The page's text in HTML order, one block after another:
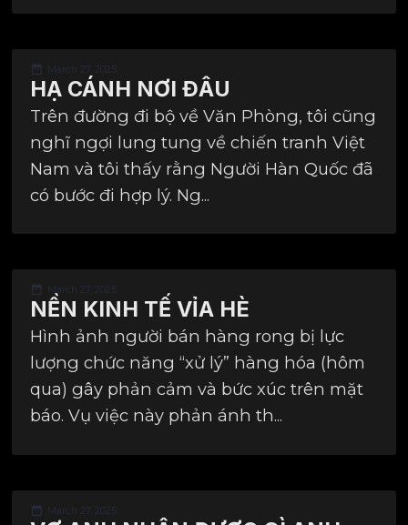
March 27, 2025
HẠ CÁNH NƠI ĐÂU
Trên đường đi bộ về Văn Phòng, tôi cũng
nghĩ ngợi lung tung về chiến tranh Việt
Nam và tôi thấy rằng Người Hàn Quốc đã
có bước đi hợp lý. Ng...
March 27, 2025
NỀN KINH TẾ VỈA HÈ
Hình ảnh người bán hàng rong bị lực
lượng chức năng “xử lý” hàng hóa (hôm
qua) gây phản cảm và bức xúc trên mặt
báo. Vụ việc này phản ánh th...
March 27, 2025